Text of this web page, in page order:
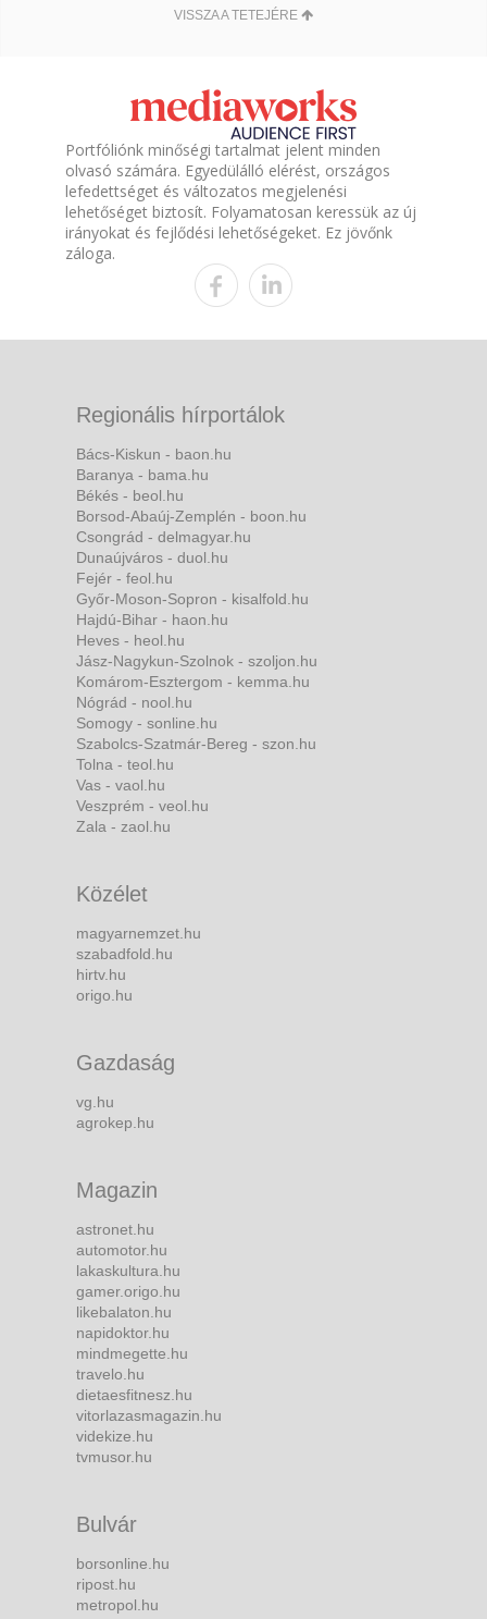
VISSZA A TETEJÉRE
Portfóliónk minőségi tartalmat jelent minden
olvasó számára. Egyedülálló elérést, országos
lefedettséget és változatos megjelenési
lehetőséget biztosít. Folyamatosan keressük az új
irányokat és fejlődési lehetőségeket. Ez jövőnk
záloga.
Regionális hírportálok
Bács-Kiskun - baon.hu
Baranya - bama.hu
Békés - beol.hu
Borsod-Abaúj-Zemplén - boon.hu
Csongrád - delmagyar.hu
Dunaújváros - duol.hu
Fejér - feol.hu
Győr-Moson-Sopron - kisalfold.hu
Hajdú-Bihar - haon.hu
Heves - heol.hu
Jász-Nagykun-Szolnok - szoljon.hu
Komárom-Esztergom - kemma.hu
Nógrád - nool.hu
Somogy - sonline.hu
Szabolcs-Szatmár-Bereg - szon.hu
Tolna - teol.hu
Vas - vaol.hu
Veszprém - veol.hu
Zala - zaol.hu
Közélet
magyarnemzet.hu
szabadfold.hu
hirtv.hu
origo.hu
Gazdaság
vg.hu
agrokep.hu
Magazin
astronet.hu
automotor.hu
lakaskultura.hu
gamer.origo.hu
likebalaton.hu
napidoktor.hu
mindmegette.hu
travelo.hu
dietaesfitnesz.hu
vitorlazasmagazin.hu
videkize.hu
tvmusor.hu
Bulvár
borsonline.hu
ripost.hu
metropol.hu